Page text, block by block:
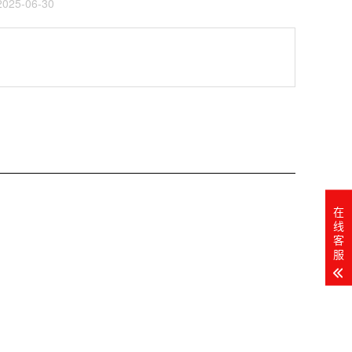
06-30
在
线
客
服